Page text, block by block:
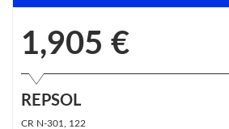
1,905 €
REPSOL
CR N-301, 122